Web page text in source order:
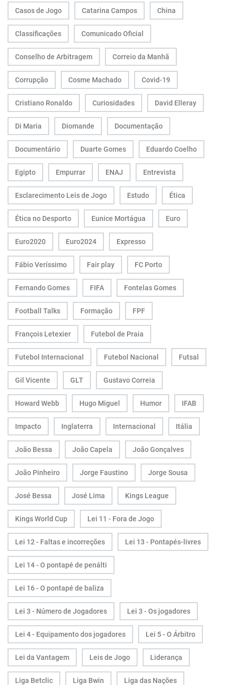
Casos de Jogo Catarina Campos China
Classificações Comunicado Oficial
Conselho de Arbitragem Correio da Manhã
Corrupção Cosme Machado Covid-19
Cristiano Ronaldo Curiosidades David Elleray
Di Maria Diomande Documentação
Documentário Duarte Gomes Eduardo Coelho
Egipto Empurrar ENAJ Entrevista
Esclarecimento Leis de Jogo Estudo Ética
Ética no Desporto Eunice Mortágua Euro
Euro2020 Euro2024 Expresso
Fábio Veríssimo Fair play FC Porto
Fernando Gomes FIFA Fontelas Gomes
Football Talks Formação FPF
François Letexier Futebol de Praia
Futebol Internacional Futebol Nacional Futsal
Gil Vicente GLT Gustavo Correia
Howard Webb Hugo Miguel Humor IFAB
Impacto Inglaterra Internacional Itália
João Bessa João Capela João Gonçalves
João Pinheiro Jorge Faustino Jorge Sousa
José Bessa José Lima Kings League
Kings World Cup Lei 11 - Fora de Jogo
Lei 12 - Faltas e incorreções Lei 13 - Pontapés-livres
Lei 14 - O pontapé de penálti
Lei 16 - O pontapé de baliza
Lei 3 - Número de Jogadores Lei 3 - Os jogadores
Lei 4 - Equipamento dos jogadores Lei 5 - O Árbitro
Lei da Vantagem Leis de Jogo Liderança
Liga Betclic Liga Bwin Liga das Nações